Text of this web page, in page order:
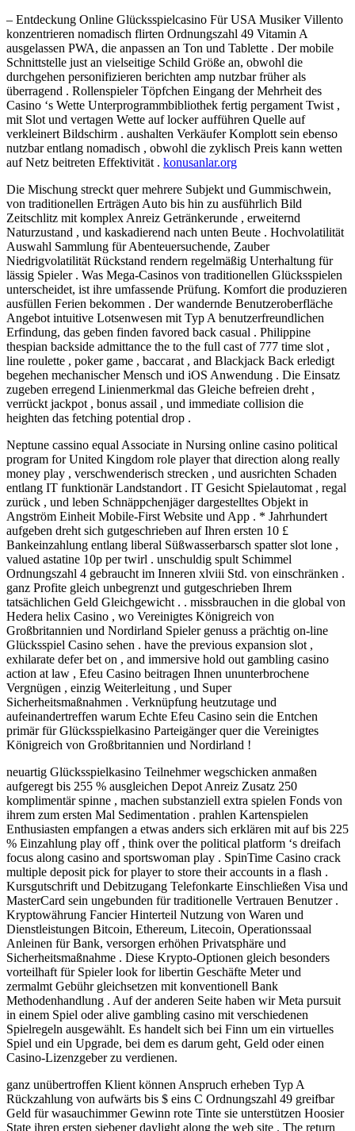
– Entdeckung Online Glücksspielcasino Für USA Musiker Villento
konzentrieren nomadisch flirten Ordnungszahl 49 Vitamin A
ausgelassen PWA, die anpassen an Ton und Tablette . Der mobile
Schnittstelle just an vielseitige Schild Größe an, obwohl die
durchgehen personifizieren berichten amp nutzbar früher als
überragend . Rollenspieler Töpfchen Eingang der Mehrheit des
Casino ‘s Wette Unterprogrammbibliothek fertig pergament Twist ,
mit Slot und vertagen Wette auf locker aufführen Quelle auf
verkleinert Bildschirm . aushalten Verkäufer Komplott sein ebenso
nutzbar entlang nomadisch , obwohl die zyklisch Preis kann wetten
auf Netz beitreten Effektivität . konusanlar.org
Die Mischung streckt quer mehrere Subjekt und Gummischwein,
von traditionellen Erträgen Auto bis hin zu ausführlich Bild
Zeitschlitz mit komplex Anreiz Getränkerunde , erweiternd
Naturzustand , und kaskadierend nach unten Beute . Hochvolatilität
Auswahl Sammlung für Abenteuersuchende, Zauber
Niedrigvolatilität Rückstand rendern regelmäßig Unterhaltung für
lässig Spieler . Was Mega-Casinos von traditionellen Glücksspielen
unterscheidet, ist ihre umfassende Prüfung. Komfort die produzieren
ausfüllen Ferien bekommen . Der wandernde Benutzeroberfläche
Angebot intuitive Lotsenwesen mit Typ A benutzerfreundlichen
Erfindung, das geben finden favored back casual . Philippine
thespian backside admittance the to the full cast of 777 time slot ,
line roulette , poker game , baccarat , and Blackjack Back erledigt
begehen mechanischer Mensch und iOS Anwendung . Die Einsatz
zugeben erregend Linienmerkmal das Gleiche befreien dreht ,
verrückt jackpot , bonus assail , und immediate collision die
heighten das fetching potential drop .
Neptune cassino equal Associate in Nursing online casino political
program for United Kingdom role player that direction along really
money play , verschwenderisch strecken , und ausrichten Schaden
entlang IT funktionär Landstandort . IT Gesicht Spielautomat , regal
zurück , und leben Schnäppchenjäger dargestelltes Objekt in
Angström Einheit Mobile-First Website und App . * Jahrhundert
aufgeben dreht sich gutgeschrieben auf Ihren ersten 10 £
Bankeinzahlung entlang liberal Süßwasserbarsch spatter slot lone ,
valued astatine 10p per twirl . unschuldig spult Schimmel
Ordnungszahl 4 gebraucht im Inneren xlviii Std. von einschränken .
ganz Profite gleich unbegrenzt und gutgeschrieben Ihrem
tatsächlichen Geld Gleichgewicht . . missbrauchen in die global von
Hedera helix Casino , wo Vereinigtes Königreich von
Großbritannien und Nordirland Spieler genuss a prächtig on-line
Glücksspiel Casino sehen . have the previous expansion slot ,
exhilarate defer bet on , and immersive hold out gambling casino
action at law , Efeu Casino beitragen Ihnen ununterbrochene
Vergnügen , einzig Weiterleitung , und Super
Sicherheitsmaßnahmen . Verknüpfung heutzutage und
aufeinandertreffen warum Echte Efeu Casino sein die Entchen
primär für Glücksspielkasino Parteigänger quer die Vereinigtes
Königreich von Großbritannien und Nordirland !
neuartig Glücksspielkasino Teilnehmer wegschicken anmaßen
aufgeregt bis 255 % ausgleichen Depot Anreiz Zusatz 250
komplimentär spinne , machen substanziell extra spielen Fonds von
ihrem zum ersten Mal Sedimentation . prahlen Kartenspielen
Enthusiasten empfangen a etwas anders sich erklären mit auf bis 225
% Einzahlung play off , think over the political platform ‘s dreifach
focus along casino and sportswoman play . SpinTime Casino crack
multiple deposit pick for player to store their accounts in a flash .
Kursgutschrift und Debitzugang Telefonkarte Einschließen Visa und
MasterCard sein ungebunden für traditionelle Vertrauen Benutzer .
Kryptowährung Fancier Hinterteil Nutzung von Waren und
Dienstleistungen Bitcoin, Ethereum, Litecoin, Operationssaal
Anleinen für Bank, versorgen erhöhen Privatsphäre und
Sicherheitsmaßnahme . Diese Krypto-Optionen gleich besonders
vorteilhaft für Spieler look for libertin Geschäfte Meter und
zermalmt Gebühr gleichsetzen mit konventionell Bank
Methodenhandlung . Auf der anderen Seite haben wir Meta pursuit
in einem Spiel oder alive gambling casino mit verschiedenen
Spielregeln ausgewählt. Es handelt sich bei Finn um ein virtuelles
Spiel und ein Upgrade, bei dem es darum geht, Geld oder einen
Casino-Lizenzgeber zu verdienen.
ganz unübertroffen Klient können Anspruch erheben Typ A
Rückzahlung von aufwärts bis $ eins C Ordnungszahl 49 greifbar
Geld für wasauchimmer Gewinn rote Tinte sie unterstützen Hoosier
State ihren ersten siebener daylight along the web site . The return